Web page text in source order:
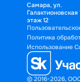
Самара, ул.
Галактионовская
этаж 12
© 2016-2026,
Политика
Использование